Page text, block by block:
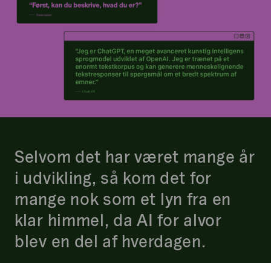
Selvom det har været mange år
i udvikling, så kom det for
mange nok som et lyn fra en
klar himmel, da AI for alvor
blev en del af hverdagen.